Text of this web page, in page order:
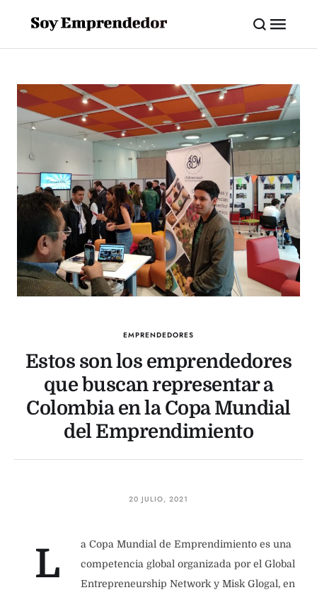
EMPRENDEDORES
Estos son los emprendedores
que buscan representar a
Colombia en la Copa Mundial
del Emprendimiento
20 JULIO, 2021
L
a Copa Mundial de Emprendimiento es una
competencia global organizada por el Global
Entrepreneurship Network y Misk Glogal, en